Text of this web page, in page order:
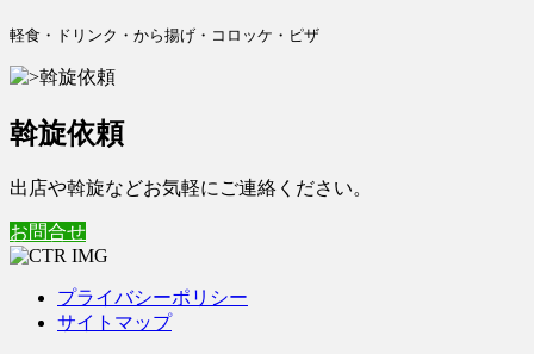
軽食・ドリンク・から揚げ・コロッケ・ピザ
斡旋依頼
出店や斡旋などお気軽にご連絡ください。
お問合せ
プライバシーポリシー
サイトマップ